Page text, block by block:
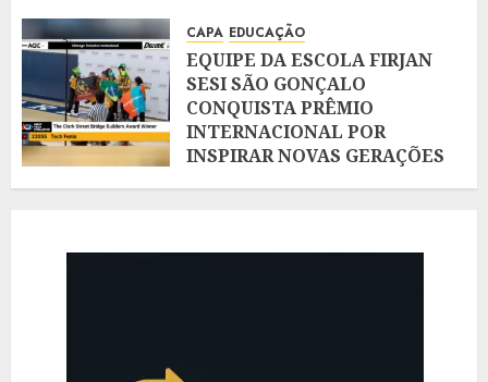
CAPA EDUCAÇÃO
EQUIPE DA ESCOLA FIRJAN
SESI SÃO GONÇALO
CONQUISTA PRÊMIO
INTERNACIONAL POR
INSPIRAR NOVAS GERAÇÕES